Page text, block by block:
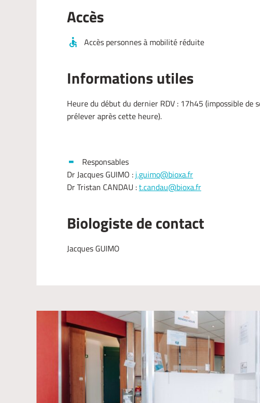
Accès
Accès personnes à mobilité réduite
Informations utiles
Heure du début du dernier RDV : 17h45 (impossible de
prélever après cette heure).
Responsables
Dr Jacques GUIMO : j.guimo@bioxa.fr
Dr Tristan CANDAU :t.candau@bioxa.fr
Biologiste de contact
Jacques GUIMO